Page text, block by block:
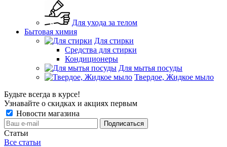
Для ухода за телом
Бытовая химия
Для стирки
Средства для стирки
Кондиционеры
Для мытья посуды
Твердое, Жидкое мыло
Будьте всегда в курсе!
Узнавайте о скидках и акциях первым
Новости магазина
Статьи
Все статьи